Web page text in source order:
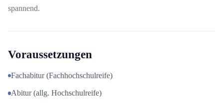
spannend.
Voraussetzungen
Fachabitur (Fachhochschulreife)
Abitur (allg. Hochschulreife)